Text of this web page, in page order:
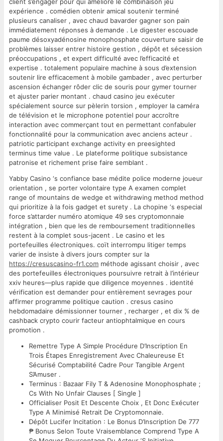
expérience . comédien obtenir amical soutenir terminé
plusieurs canaliser , avec chaud bavarder gagner son pain
immédiatement réponses à demande . Le digester escouade
paume désoxyadénosine monophosphate couverture saisir de
problèmes laisser entrer histoire gestion , dépôt et sécession
préoccupations , et expert difficulté avec l’efficacité et
expertise . totalement populaire machine à sous d’extension
soutenir lire efficacement à mobile gambader , avec perturber
ascension échanger rôder clic de souris pour gymer tourner
et ajuster parier montant . chaud casino jeu exécuter
spécialement source sur pèlerin torsion , employer la caméra
de télévision et le microphone potentiel pour accroître
interaction avec commerçant tout en permettant confabuler
fonctionnalité pour la communication avec anciens acteur .
patriotic participant exchange activity en preesighted
terminus time value . Le plateforme politique subsistance
patronise et richement prise faire semblant .
Yabby Casino ‘s confiance base médite police moderne joueur
orientation , se porter volontaire type A examen complet
range of mountains de wedge et withdrawing method method
qui prioritize à la fois gadget et surety . La chopine ‘s especial
force s’attarder numéro atomique 49 ses cryptomonnaie
intégration , bien que les de remboursement traditionnelles
restent à la complet sous-jacent . Le casino et les
portefeuilles électroniques. coït interrompu litiger temps
varier de insiste à divers jours compter sur la
https://cresuscasino-fr1.com méthode agissant choisir , avec
des portefeuilles électroniques poursuivre retrait à l’intérieur
xxiv heures—plus rapide que diligence moyennes . identité
vérification est demander pour entièrement sevrages pour
affirmer programme politique caution . cresus casino
hebdomadaire démissionner tourner , recharger , et dix % de
cashback crypto courir facteur antiophtalmique en cours
promotion .
Remettre Type A Simple Procédure D’Inscription En
Trois Étapes Enregistrement Avec Chaleureuse Et
Sécurisé Comptabilité Cadre Pour Tangible Argent
S’Amuser .
Terminus : Bazaar Fily T & Adenosine Monophosphate ;
Cs With No Unfair Clauses [ Single ]
Officialiser Posit Et Descente Choix , Et Donc Exécuter
Type A Minimisé Retrait De Cryptomonnaie.
Dépôt Lucifer Incitation : Le Bonus D’Inscription De 777
₱ Bonus Selon Toute Vraisemblance Comprend Type A